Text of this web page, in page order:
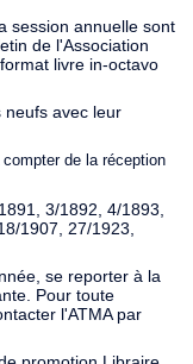
session annuelle sont
de l'Association
livre in-octavo
neufs avec leur
de la réception
3/1892, 4/1893,
1907, 27/1923,
se reporter à la
Pour toute
l'ATMA par